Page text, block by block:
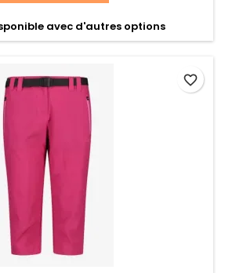
avec d'autres options
favorite_border